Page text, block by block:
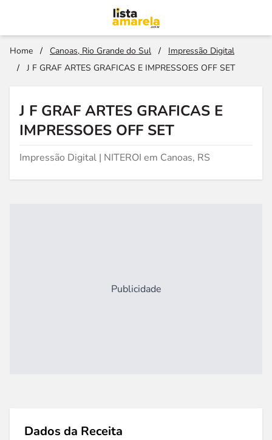
Home / Canoas, Rio Grande do Sul /
Impressão Digital
/
J F GRAF ARTES GRAFICAS E IMPRESSOES OFF SET
J F GRAF ARTES GRAFICAS E
IMPRESSOES OFF SET
Impressão Digital | NITEROI em Canoas, RS
Publicidade
Dados da Receita